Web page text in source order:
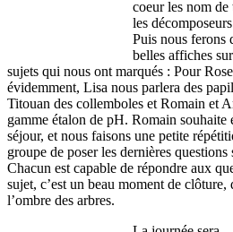
coeur les nom de
les
Puis nous ferons
belles affiches
sujets qui nous ont marqués : Pour
évidemment, Lisa nous parlera des
Titouan des collemboles et Romain et
gamme étalon de pH. Romain souhaite
séjour, et nous faisons une petite
groupe de poser les dernières
Chacun est capable de répondre aux
sujet, c’est un beau moment de
l’ombre des arbres.